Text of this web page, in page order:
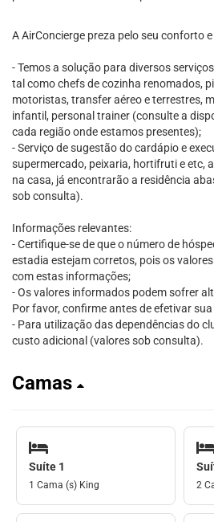
A AirConcierge preza pelo seu conforto
- Temos a solução para diversos
tal como chefs de cozinha renomados,
motoristas, transfer aéreo e terrestres,
infantil, personal trainer (consulte a
cada região onde estamos presentes);
- Serviço de sugestão do cardápio e
supermercado, peixaria, hortifruti e etc,
na casa, já encontrarão a residência
sob consulta).
Informações relevantes:
- Certifique-se de que o número de
estadia estejam corretos, pois os
com estas informações;
- Os valores informados podem sofrer
Por favor, confirme antes de efetivar
- Para utilização das dependências do
custo adicional (valores sob consulta).
Camas
Suíte 1
1 Cama (s) King 2